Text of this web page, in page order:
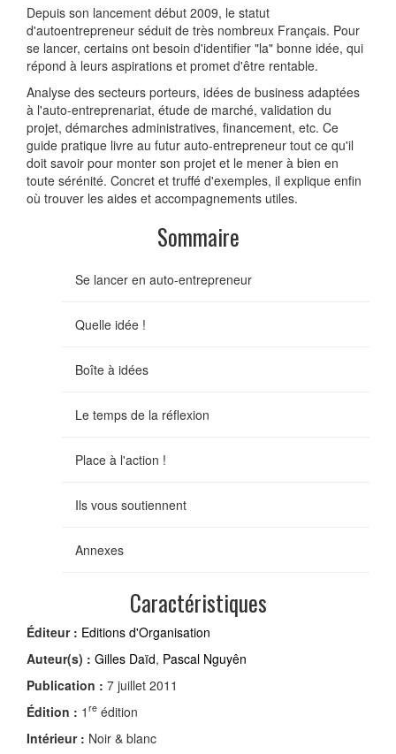
Depuis son lancement début 2009, le statut
d'autoentrepreneur séduit de très nombreux Français. Pour
se lancer, certains ont besoin d'identifier "la" bonne idée, qui
répond à leurs aspirations et promet d'être rentable.
Analyse des secteurs porteurs, idées de business adaptées
à l'auto-entreprenariat, étude de marché, validation du
projet, démarches administratives, financement, etc. Ce
guide pratique livre au futur auto-entrepreneur tout ce qu'il
doit savoir pour monter son projet et le mener à bien en
toute sérénité. Concret et truffé d'exemples, il explique enfin
où trouver les aides et accompagnements utiles.
Sommaire
Se lancer en auto-entrepreneur
Quelle idée !
Boîte à idées
Le temps de la réflexion
Place à l'action !
Ils vous soutiennent
Annexes
Caractéristiques
Éditeur : Editions d'Organisation
Auteur(s) : Gilles Daïd, Pascal Nguyên
Publication : 7 juillet 2011
Édition : 1 re édition
Intérieur : Noir & blanc